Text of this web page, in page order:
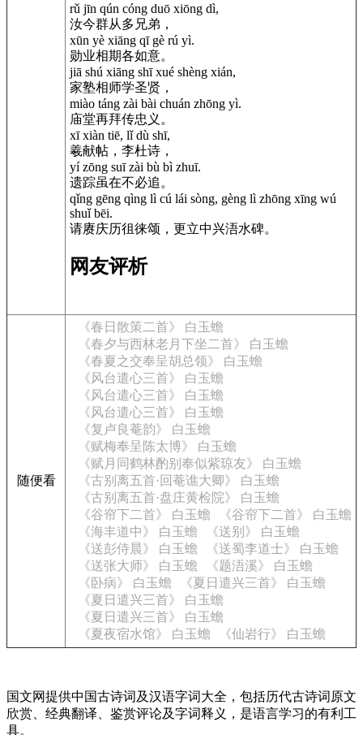
rǔ jīn qún cóng duō xiōng dì,
汝今群从多兄弟，
xūn yè xiāng qī gè rú yì.
勋业相期各如意。
jiā shú xiāng shī xué shèng xián,
家塾相师学圣贤，
miào táng zài bài chuán zhōng yì.
庙堂再拜传忠义。
xī xiàn tiē, lǐ dù shī,
羲献帖，李杜诗，
yí zōng suī zài bù bì zhuī.
遗踪虽在不必追。
qǐng gēng qìng lì cú lái sòng, gèng lì zhōng xīng wú
shuǐ bēi.
请赓庆历徂徕颂，更立中兴浯水碑。
网友评析
随便看
《春日散策二首》 白玉蟾
《春夕与西林老月下坐二首》 白玉蟾
《春夏之交奉呈胡总领》 白玉蟾
《风台遣心三首》 白玉蟾
《风台遣心三首》 白玉蟾
《风台遣心三首》 白玉蟾
《复卢良菴韵》 白玉蟾
《赋梅奉呈陈太博》 白玉蟾
《赋月同鹤林酌别奉似紫琼友》 白玉蟾
《古别离五首·回菴谯大卿》 白玉蟾
《古别离五首·盘庄黄检院》 白玉蟾
《谷帘下二首》 白玉蟾
《谷帘下二首》 白玉蟾
《海丰道中》 白玉蟾
《送别》 白玉蟾
《送彭侍晨》 白玉蟾
《送蜀李道士》 白玉蟾
《送张大师》 白玉蟾
《题浯溪》 白玉蟾
《卧病》 白玉蟾
《夏日遣兴三首》 白玉蟾
《夏日遣兴三首》 白玉蟾
《夏日遣兴三首》 白玉蟾
《夏夜宿水馆》 白玉蟾
《仙岩行》 白玉蟾
国文网提供中国古诗词及汉语字词大全，包括历代古诗词原文
欣赏、经典翻译、鉴赏评论及字词释义，是语言学习的有利工
具。